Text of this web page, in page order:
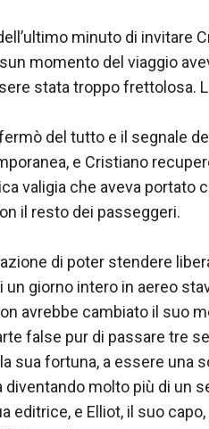
minuto di invitare
momento del viaggio
stata troppo frettolosa.
del tutto e il segnale
e Cristiano
valigia che aveva
il resto dei passeggeri.
di poter stendere
un giorno intero in aereo
avrebbe cambiato il suo
false pur di passare tre
sua fortuna, a essere una
diventando molto più di un
editrice, e Elliot, il suo